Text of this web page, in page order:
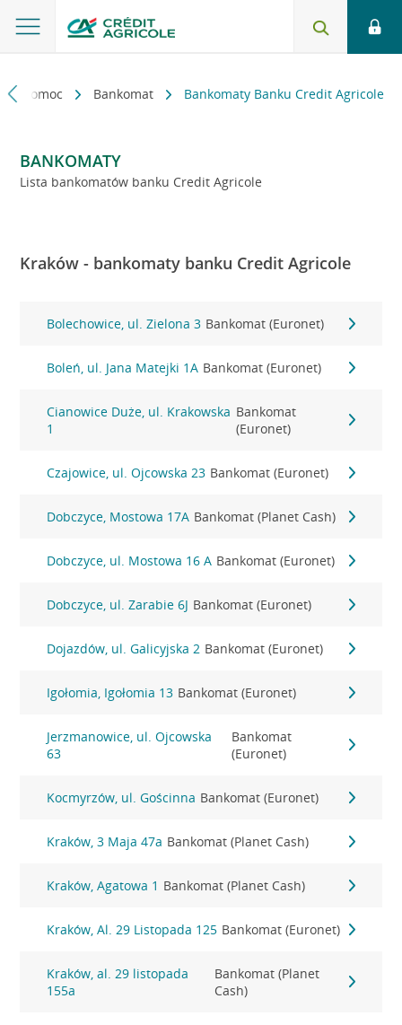
i pomoc Bankomat Bankomaty Banku Credit Agricole
BANKOMATY
Lista bankomatów banku Credit Agricole
Kraków - bankomaty banku Credit Agricole
Bolechowice, ul. Zielona 3 Bankomat (Euronet)
Boleń, ul. Jana Matejki 1A Bankomat (Euronet)
Cianowice Duże, ul. Krakowska
1
Bankomat
(Euronet)
Czajowice, ul. Ojcowska 23 Bankomat (Euronet)
Dobczyce, Mostowa 17A Bankomat (Planet Cash)
Dobczyce, ul. Mostowa 16 A Bankomat (Euronet)
Dobczyce, ul. Zarabie 6J Bankomat (Euronet)
Dojazdów, ul. Galicyjska 2 Bankomat (Euronet)
Igołomia, Igołomia 13 Bankomat (Euronet)
Jerzmanowice, ul. Ojcowska
63
Bankomat
(Euronet)
Kocmyrzów, ul. Gościnna Bankomat (Euronet)
Kraków, 3 Maja 47a Bankomat (Planet Cash)
Kraków, Agatowa 1 Bankomat (Planet Cash)
Kraków, Al. 29 Listopada 125 Bankomat (Euronet)
Kraków, al. 29 listopada
155a
Bankomat (Planet
Cash)